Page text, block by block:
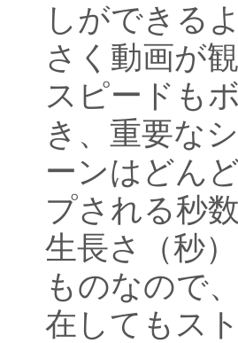
しができる
さく動画が
スピードも
き、重要な
ーンはどん
プされる秒
生長さ（秒
ものなので
在してもス